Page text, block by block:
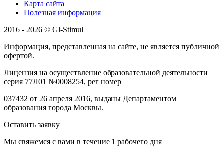
Карта сайта
Полезная информация
2016 - 2026 © Gl-Stimul
Информация, представленная на сайте, не является публичной
офертой.
Лицензия на осуществление образовательной деятельности
серия 77Л01 №0008254, рег номер
037432 от 26 апреля 2016, выданы Департаментом
образования города Москвы.
Оставить заявку
Мы свяжемся с вами в течение 1 рабочего дня